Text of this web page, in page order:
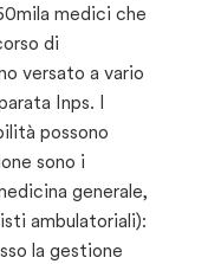
medici che
di
versato a vario
Inps. I
possono
sono i
generale,
ambulatoriali):
la gestione